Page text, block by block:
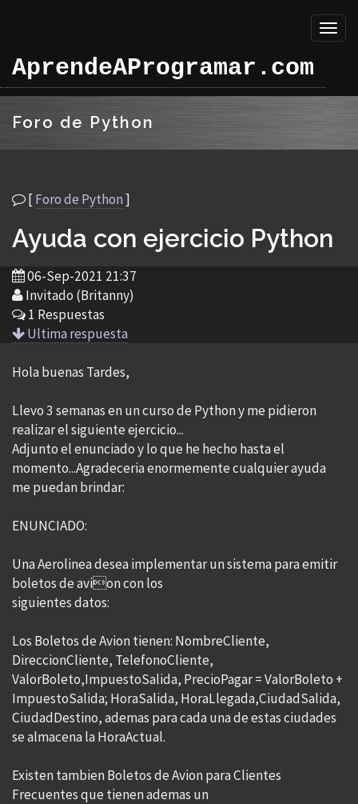
AprendeAProgramar.com
Foro de Python
[Foro de Python]
Ayuda con ejercicio Python
06-Sep-2021 21:37
Invitado (Britanny)
1 Respuestas
Ultima respuesta
Hola buenas Tardes,
Llevo 3 semanas en un curso de Python y me pidieron
realizar el siguiente ejercicio...
Adjunto el enunciado y lo que he hecho hasta el
momento...Agradeceria enormemente cualquier ayuda
me puedan brindar:
ENUNCIADO:
Una Aerolinea desea implementar un sistema para emitir
boletos de avion con los
siguientes datos:
Los Boletos de Avion tienen: NombreCliente,
DireccionCliente, TelefonoCliente,
ValorBoleto,ImpuestoSalida, PrecioPagar = ValorBoleto +
ImpuestoSalida; HoraSalida, HoraLlegada,CiudadSalida,
CiudadDestino, ademas para cada una de estas ciudades
se almacena la HoraActual.
Existen tambien Boletos de Avion para Clientes
Frecuentes que tienen ademas un